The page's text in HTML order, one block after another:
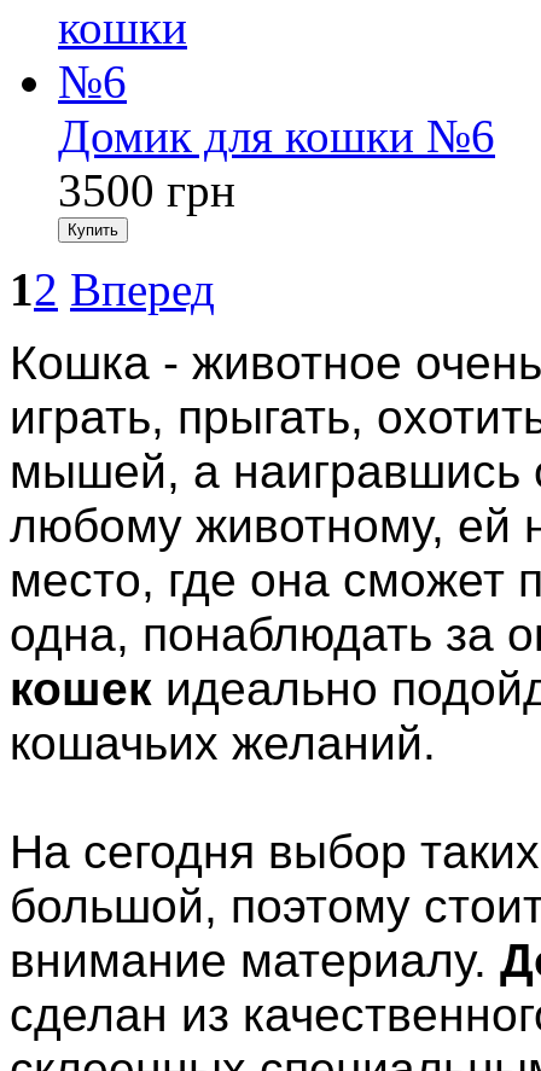
Домик для кошки №6
3500 грн
Купить
12 Вперед
Кошка - животное
играть, прыгать,
мышей, а наигравшись
любому животному, ей
место, где она сможет
одна, понаблюдать за
кошек идеально
кошачьих желаний.
На сегодня выбор
большой, поэтому
внимание материалу.
сделан из